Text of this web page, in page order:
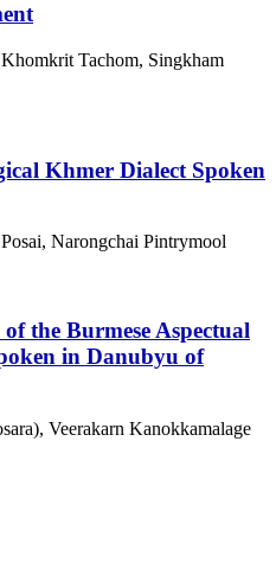
Tachom, Singkham
Khmer Dialect Spoken
Narongchai Pintrymool
the Burmese Aspectual
in Danubyu of
Veerakarn Kanokkamalage